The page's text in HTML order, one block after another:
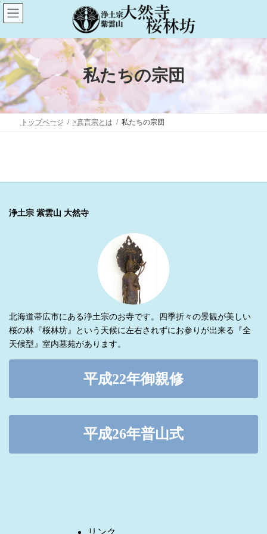
コ
ン
テ
ン
ツ
へ
ス
キ
ッ
プ
ナ
ビ
ゲ
ー
シ
ョ
ン
に
移
動
私たちの宗団
トップページ ×真言宗とは 私たちの宗団
浄土宗 紫雲山 大然寺
北海道帯広市にある浄土宗のお寺です。四季折々の景観が美しい
桜の林『桜林坊』という天候に左右されずにお参りが出来る『全
天候型』室内墓苑があります。
平成22年御親修
平成26年普山式
リンク